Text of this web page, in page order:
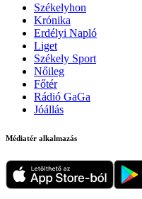
Székelyhon
Krónika
Erdélyi Napló
Liget
Székely Sport
Nőileg
Főtér
Rádió GaGa
Jóállás
Médiatér alkalmazás